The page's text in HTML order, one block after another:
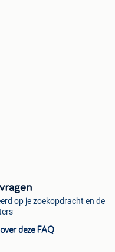
op je zoekopdracht en de
deze FAQ